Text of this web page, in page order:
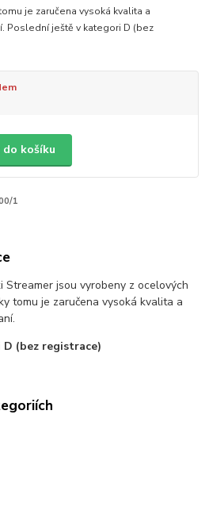
je zaručena vysoká kvalita a
Poslední ještě v kategori D (bez
košíku
1
Streamer jsou vyrobeny z ocelových
tomu je zaručena vysoká kvalita a
(bez registrace)